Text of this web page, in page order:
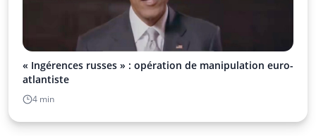
« Ingérences russes » : opération de manipulation euro-
atlantiste
4 min